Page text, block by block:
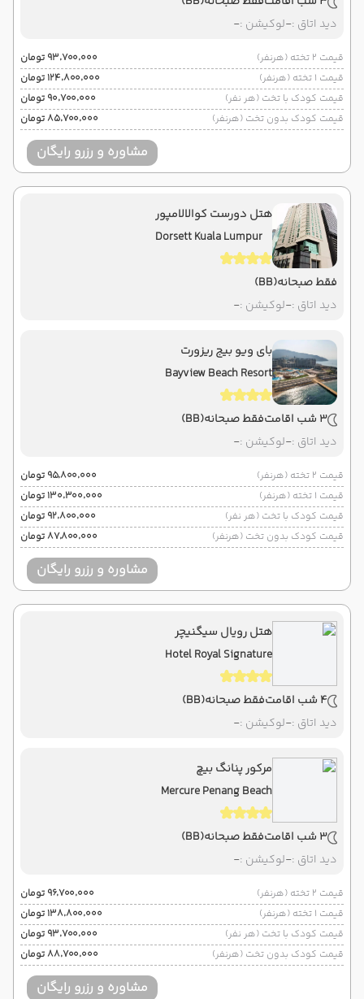
دید اتاق :-لوکیشن :-
قیمت 2 تخته (هرنفر)
۹۳٬۷۰۰٬۰۰۰ تومان
قیمت 1 تخته (هرنفر)
۱۲۴٬۸۰۰٬۰۰۰ تومان
قیمت کودک با تخت (هر نفر)
۹۰٬۷۰۰٬۰۰۰ تومان
قیمت کودک بدون تخت (هرنفر)
۸۵٬۷۰۰٬۰۰۰ تومان
مشاوره و رزرو رایگان
هتل دورست کوالالامپور
Dorsett Kuala Lumpur
فقط صبحانه(BB)
دید اتاق :-لوکیشن :-
بای ویو بیج ریزورت
Bayview Beach Resort
3 شب اقامت فقط صبحانه(BB)
دید اتاق :-لوکیشن :-
قیمت 2 تخته (هرنفر)
۹۵٬۸۰۰٬۰۰۰ تومان
قیمت 1 تخته (هرنفر)
۱۳۰٬۳۰۰٬۰۰۰ تومان
قیمت کودک با تخت (هر نفر)
۹۲٬۸۰۰٬۰۰۰ تومان
قیمت کودک بدون تخت (هرنفر)
۸۷٬۸۰۰٬۰۰۰ تومان
مشاوره و رزرو رایگان
هتل رویال سیگنیچر
Hotel Royal Signature
4 شب اقامت فقط صبحانه(BB)
دید اتاق :-لوکیشن :-
مرکور پنانگ بیچ
Mercure Penang Beach
3 شب اقامت فقط صبحانه(BB)
دید اتاق :-لوکیشن :-
قیمت 2 تخته (هرنفر)
۹۶٬۷۰۰٬۰۰۰ تومان
قیمت 1 تخته (هرنفر)
۱۳۸٬۸۰۰٬۰۰۰ تومان
قیمت کودک با تخت (هر نفر)
۹۳٬۷۰۰٬۰۰۰ تومان
قیمت کودک بدون تخت (هرنفر)
۸۸٬۷۰۰٬۰۰۰ تومان
مشاوره و رزرو رایگان